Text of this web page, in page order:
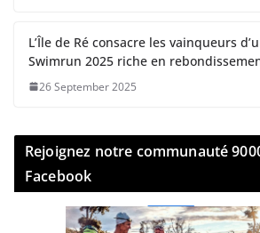
L’Île de Ré consacre les vainqueurs
Swimrun 2025 riche en
26 September 2025
Rejoignez notre communauté
Facebook